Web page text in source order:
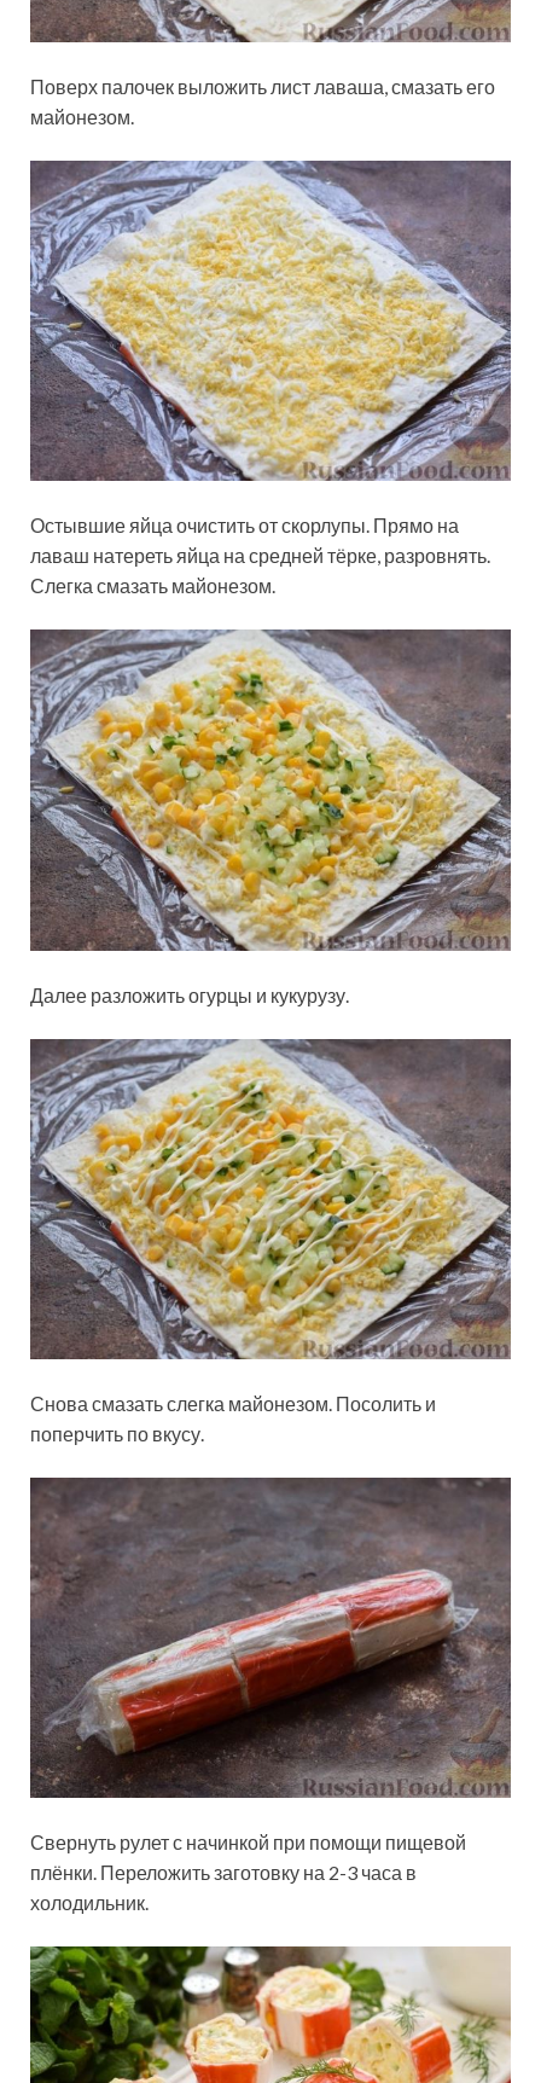
Поверх палочек выложить лист лаваша, смазать его
майонезом.
Остывшие яйца очистить от скорлупы. Прямо на
лаваш натереть яйца на средней тёрке, разровнять.
Слегка смазать майонезом.
Далее разложить огурцы и кукурузу.
Снова смазать слегка майонезом. Посолить и
поперчить по вкусу.
Свернуть рулет с начинкой при помощи пищевой
плёнки. Переложить заготовку на 2-3 часа в
холодильник.